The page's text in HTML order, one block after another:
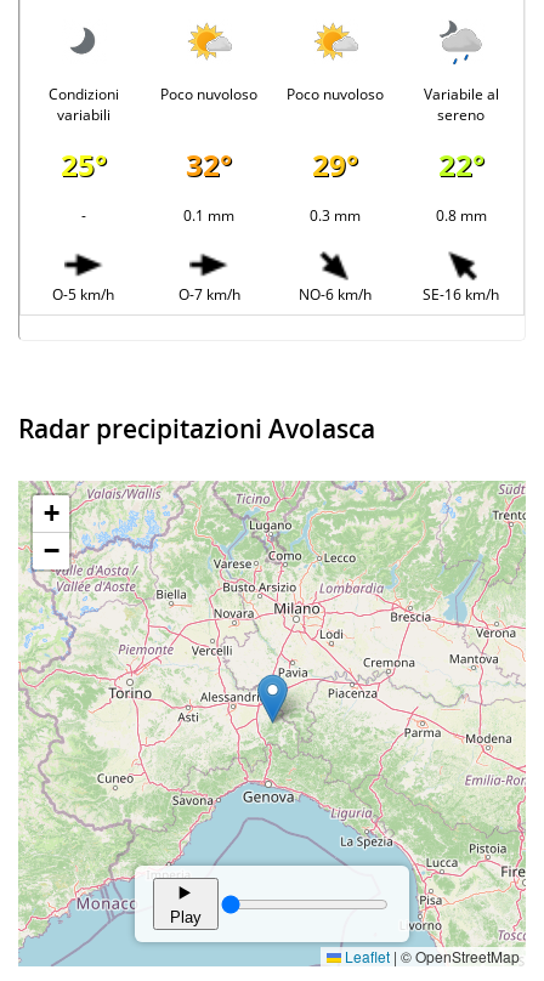
Condizioni
variabili
Poco nuvoloso Poco nuvoloso
Variabile al
sereno
25° 32° 29° 22°
- 0.1 mm 0.3 mm 0.8 mm
O-5 km/h O-7 km/h NO-6 km/h SE-16 km/h
Radar precipitazioni Avolasca